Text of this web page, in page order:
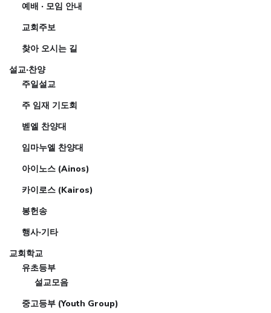
예배 · 모임 안내
교회주보
찾아 오시는 길
설교·찬양
주일설교
주 임재 기도회
벧엘 찬양대
임마누엘 찬양대
아이노스 (Ainos)
카이로스 (Kairos)
봉헌송
행사·기타
교회학교
유초등부
설교모음
중고등부 (Youth Group)